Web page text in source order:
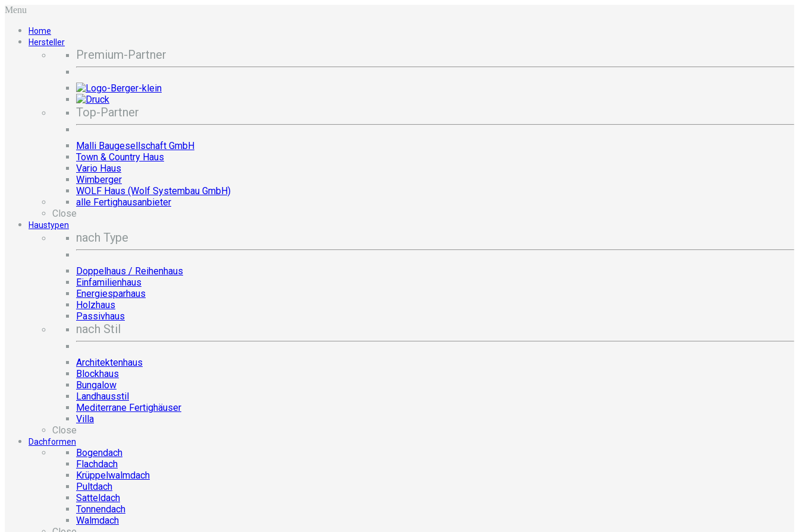
Menu
Home
Hersteller
Premium-Partner
Top-Partner
Malli Baugesellschaft GmbH
Town & Country Haus
Vario Haus
Wimberger
WOLF Haus (Wolf Systembau GmbH)
alle Fertighausanbieter
Close
Haustypen
nach Type
Doppelhaus / Reihenhaus
Einfamilienhaus
Energiesparhaus
Holzhaus
Passivhaus
nach Stil
Architektenhaus
Blockhaus
Bungalow
Landhausstil
Mediterrane Fertighäuser
Villa
Close
Dachformen
Bogendach
Flachdach
Krüppelwalmdach
Pultdach
Satteldach
Tonnendach
Walmdach